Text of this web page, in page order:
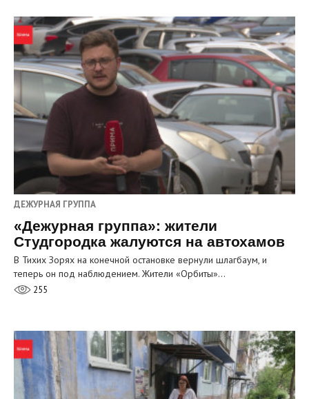
ДЕЖУРНАЯ ГРУППА
«Дежурная группа»: жители
Студгородка жалуются на автохамов
В Тихих Зорях на конечной остановке вернули шлагбаум, и
теперь он под наблюдением. Жители «Орбиты»…
255